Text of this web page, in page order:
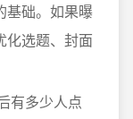
基础。如果曝
化选题、封面
有多少人点